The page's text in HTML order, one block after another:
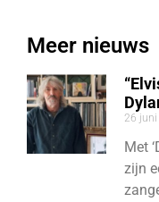
Meer nieuws
26
Met
zijn